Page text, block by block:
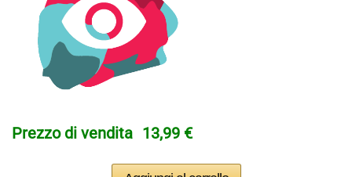
Prezzo di vendita 13,99 €